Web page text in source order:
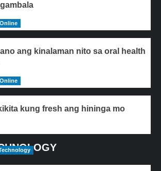
ang kinalaman nito sa oral health
kung fresh ang hininga mo